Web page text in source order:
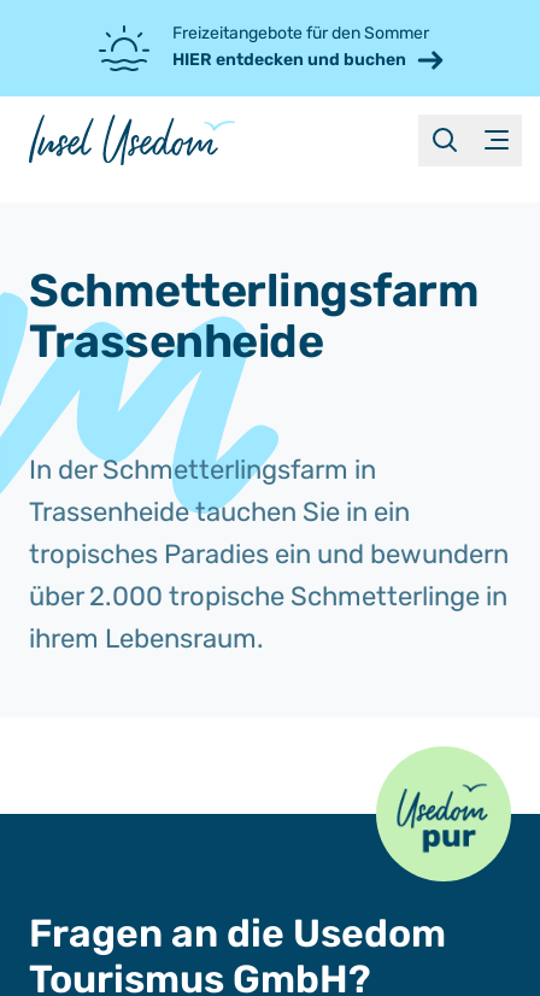
Freizeitangebote für den Sommer
HIER entdecken und buchen
Menü
suchen
Schmetterlingsfarm
Trassenheide
In der Schmetterlingsfarm in
Trassenheide tauchen Sie in ein
tropisches Paradies ein und bewundern
über 2.000 tropische Schmetterlinge in
ihrem Lebensraum.
Usedom Pur
Fragen an die Usedom
Tourismus GmbH?